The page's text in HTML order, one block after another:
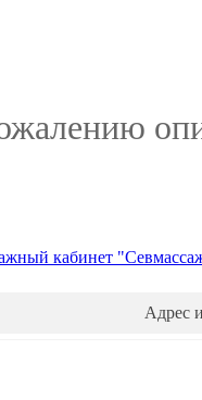
кабинет
Адрес